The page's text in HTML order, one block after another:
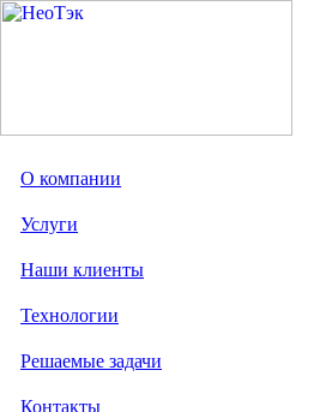
О компании
Услуги
Наши клиенты
Технологии
Решаемые задачи
Контакты